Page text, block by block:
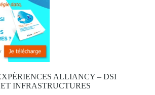
ALLIANCY – DSI
INFRASTRUCTURES